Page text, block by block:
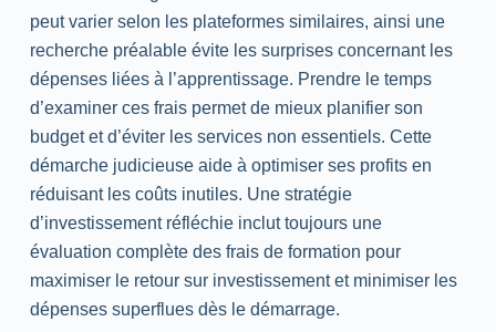
peut varier selon les plateformes similaires, ainsi une
recherche préalable évite les surprises concernant les
dépenses liées à l’apprentissage. Prendre le temps
d’examiner ces frais permet de mieux planifier son
budget et d’éviter les services non essentiels. Cette
démarche judicieuse aide à optimiser ses profits en
réduisant les coûts inutiles. Une stratégie
d’investissement réfléchie inclut toujours une
évaluation complète des frais de formation pour
maximiser le retour sur investissement et minimiser les
dépenses superflues dès le démarrage.